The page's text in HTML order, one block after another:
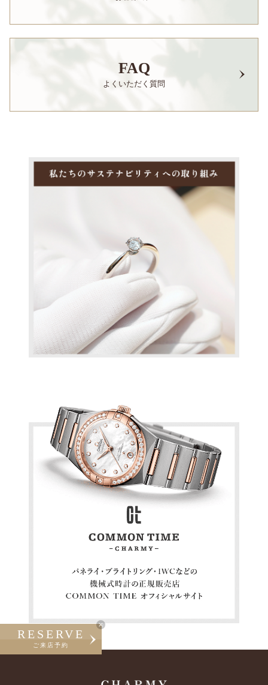
RESERVE
ご来店予約
FAQ
よくいただく質問